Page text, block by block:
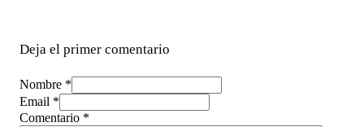
Deja el primer comentario
Nombre *
Email *
Comentario *